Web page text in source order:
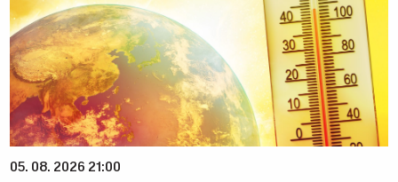
05. 08. 2026 21:00